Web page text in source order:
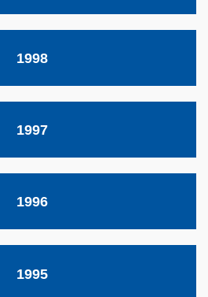
1998
1997
1996
1995